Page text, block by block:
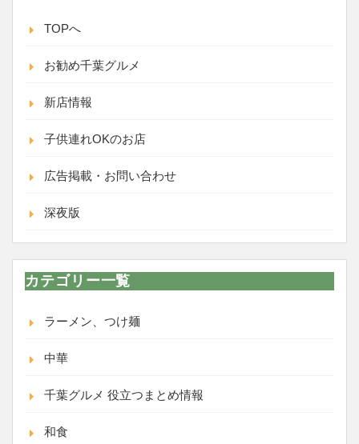
TOPへ
お勧め千葉グルメ
新店情報
子供連れOKのお店
広告掲載・お問い合わせ
深夜版
カテゴリー一覧
ラーメン、つけ麺
中華
千葉グルメ 役立つまとめ情報
和食